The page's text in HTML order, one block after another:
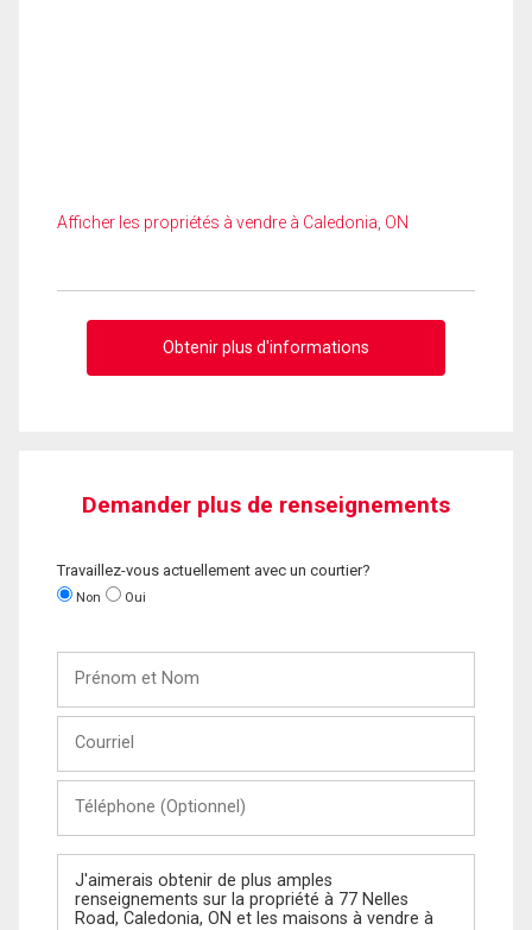
Afficher les propriétés à vendre à Caledonia, ON
Obtenir plus d'informations
Demander plus de renseignements
Travaillez-vous actuellement avec un courtier?
Non Oui
Nom
(Optionnel)
Message